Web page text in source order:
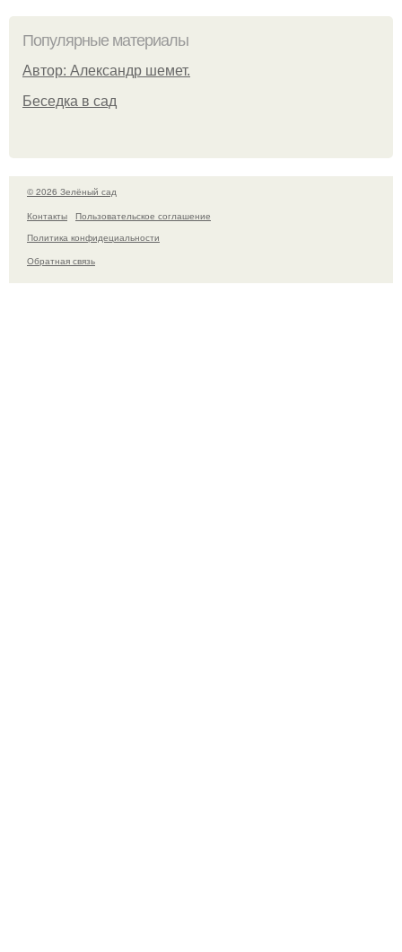
Популярные материалы
Автор: Александр шемет.
Беседка в сад
© 2026 Зелёный сад
Контакты
Пользовательское соглашение
Политика конфидециальности
Обратная связь